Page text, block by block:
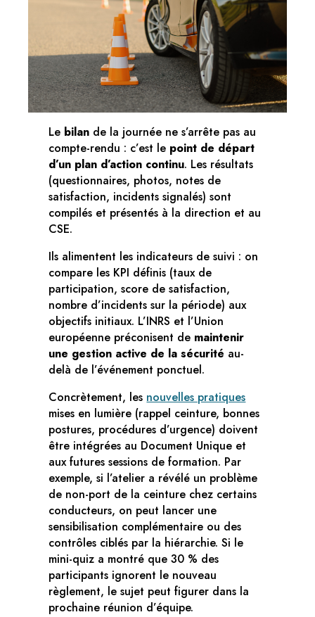
Le bilan de la journée ne s’arrête pas au
compte-rendu : c’est le point de départ
d’un plan d’action continu. Les résultats
(questionnaires, photos, notes de
satisfaction, incidents signalés) sont
compilés et présentés à la direction et au
CSE.
Ils alimentent les indicateurs de suivi : on
compare les KPI définis (taux de
participation, score de satisfaction,
nombre d’incidents sur la période) aux
objectifs initiaux. L’INRS et l’Union
européenne préconisent de maintenir
une gestion active de la sécurité au-
delà de l’événement ponctuel.
Concrètement, les nouvelles pratiques
mises en lumière (rappel ceinture, bonnes
postures, procédures d’urgence) doivent
être intégrées au Document Unique et
aux futures sessions de formation. Par
exemple, si l’atelier a révélé un problème
de non-port de la ceinture chez certains
conducteurs, on peut lancer une
sensibilisation complémentaire ou des
contrôles ciblés par la hiérarchie. Si le
mini-quiz a montré que 30 % des
participants ignorent le nouveau
règlement, le sujet peut figurer dans la
prochaine réunion d’équipe.